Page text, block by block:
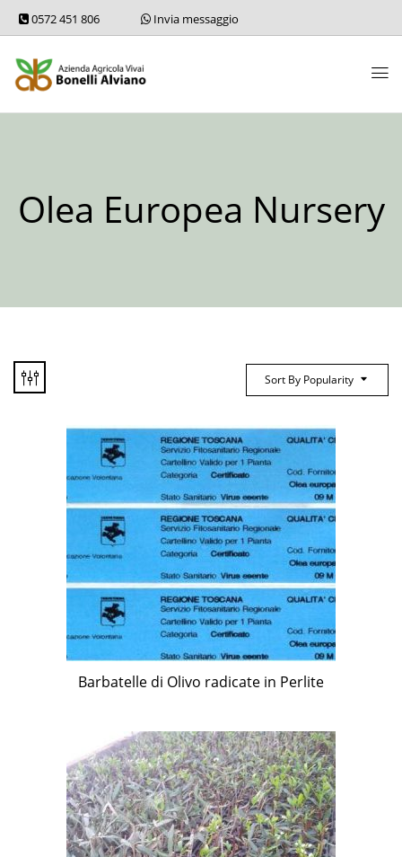
0572 451 806 Invia messaggio
Olea Europea Nursery
Sort By Popularity
Barbatelle di Olivo radicate in Perlite